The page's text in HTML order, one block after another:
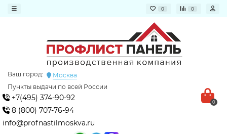
0 0
Ваш город:
Москва
Пункты выдачи по всей России
+7(495) 374-90-92
8 (800) 707-76-94
info@profnastilmoskva.ru
0